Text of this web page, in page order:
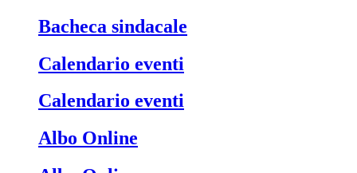
Bacheca sindacale
Calendario eventi
Calendario eventi
Albo Online